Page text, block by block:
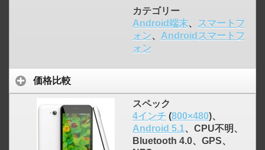
カテゴリー
Android端末、
スマートフ
ォン、 Androidスマートフ
ォン
価格比較
スペック
4インチ(800×480)、
Android 5.1、CPU不明、
Bluetooth 4.0、GPS、